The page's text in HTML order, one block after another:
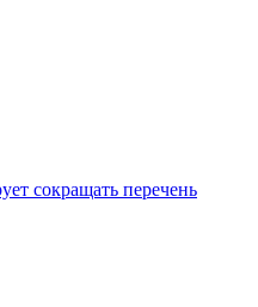
сокращать перечень